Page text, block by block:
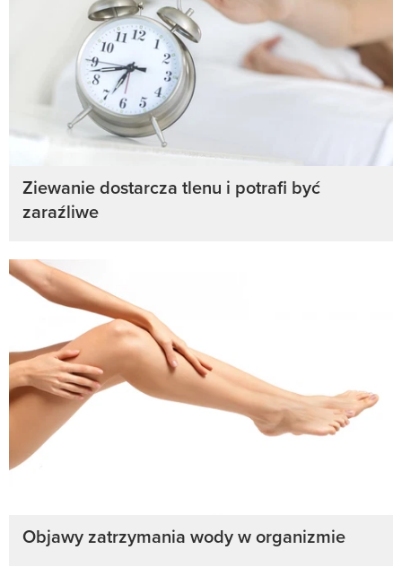
Ziewanie dostarcza tlenu i potrafi być
zaraźliwe
Objawy zatrzymania wody w organizmie